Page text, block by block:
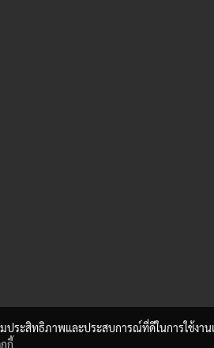
ประสิทธิภาพและประสบการณ์ที่ดีในการใช้งา
กี้